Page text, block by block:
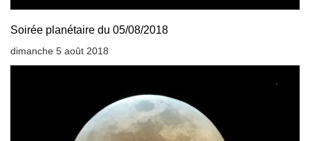
Soirée planétaire du 05/08/2018
dimanche 5 août 2018